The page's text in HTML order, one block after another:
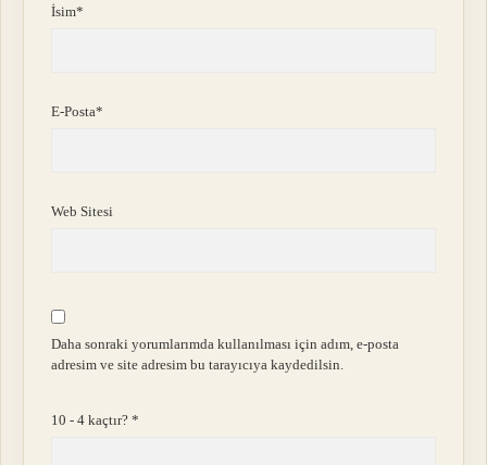
İsim*
E-Posta*
Web Sitesi
Daha sonraki yorumlarımda kullanılması için adım, e-posta
adresim ve site adresim bu tarayıcıya kaydedilsin.
10 - 4 kaçtır?*